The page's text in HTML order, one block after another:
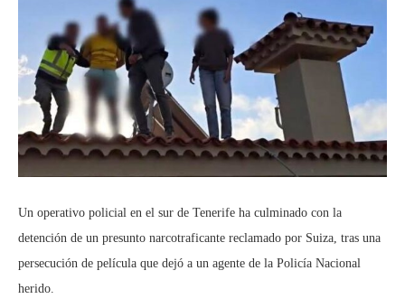
Un operativo policial en el sur de Tenerife ha culminado con la
detención de un presunto narcotraficante reclamado por Suiza, tras una
persecución de película que dejó a un agente de la Policía Nacional
herido.